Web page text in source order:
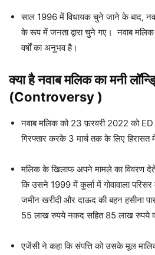
साल 1996 में विधायक चुने जाने के बाद,
के रूप में जनता द्वारा चुने गए। नवाब
वर्षों का अनुभव है।
क्या है नवाब मलिक का मनी
(Controversy )
नवाब मलिक को 23 फ़रवरी 2022 को ED
गिरफ्तार करके 3 मार्च तक के लिए हिरासत
मलिक के खिलाफ अपने मामले का विवरण
कि उसने 1999 में कुर्ला में गोवावाला
जमीन खरीदी और दाऊद की बहन हसीना
55 लाख रुपये नकद सहित 85 लाख रुपये
एजेंसी ने कहा कि संपत्ति को उसके मूल